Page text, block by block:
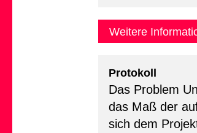
Weitere
Protokoll
Das Problem
das Maß der
sich dem